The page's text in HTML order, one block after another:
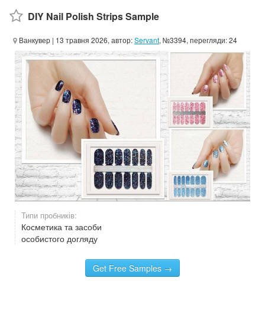
DIY Nail Polish Strips Sample
Ванкувер | 13 травня 2026, автор:Servant, №3394, перегляди: 24
Типи пробників:
Косметика та засоби
особистого догляду
Get Free Samples →